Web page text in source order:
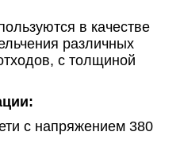
в качестве
различных
с толщиной
с напряжением 380